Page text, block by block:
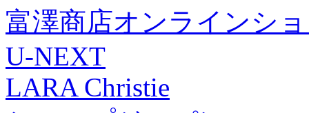
富澤商店オンラインシ
U-NEXT
LARA Christie